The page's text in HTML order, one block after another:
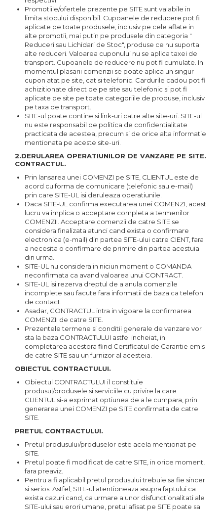
Promotiile/ofertele prezente pe SITE sunt valabile in
limita stocului disponibil. Cupoanele de reducere pot fi
aplicate pe toate produsele, inclusiv pe cele aflate in
alte promotii, mai putin pe produsele din categoria "
Reduceri sau Lichidari de Stoc", produse ce nu suporta
alte reduceri. Valoarea cuponului nu se aplica taxei de
transport. Cupoanele de reducere nu pot fi cumulate. In
momentul plasarii comenzii se poate aplica un singur
cupon atat pe site, cat si telefonic. Cardurile cadou pot fi
achizitionate direct de pe site sau telefonic si pot fi
aplicate pe site pe toate categoriile de produse, inclusiv
pe taxa de transport.
SITE-ul poate contine si link-uri catre alte site-uri. SITE-ul
nu este responsabil de politica de confidentialitate
practicata de acestea, precum si de orice alta informatie
mentionata pe aceste site-uri.
2.DERULAREA OPERATIUNILOR DE VANZARE PE SITE.
CONTRACTUL.
Prin lansarea unei COMENZI pe SITE, CLIENTUL este de
acord cu forma de comunicare (telefonic sau e-mail)
prin care SITE-UL isi deruleaza operatiunile.
Daca SITE-UL confirma executarea unei COMENZI, acest
lucru va implica o acceptare completa a termenilor
COMENZII. Acceptare comenzii de catre SITE se
considera finalizata atunci cand exista o confirmare
electronica (e-mail) din partea SITE-ului catre CIENT, fara
a necesita o confirmare de primire din partea acestuia
din urma.
SITE-UL nu considera in niciun moment o COMANDA
neconfirmata ca avand valoarea unui CONTRACT.
SITE-UL isi rezerva dreptul de a anula comenzile
incomplete sau facute fara informatii de baza ca telefon
de contact.
Asadar, CONTRACTUL intra in vigoare la confirmarea
COMENZII de catre SITE.
Prezentele termene si conditii generale de vanzare vor
sta la baza CONTRACTULUI astfel incheiat, in
completarea acestora fiind Certificatul de Garantie emis
de catre SITE sau un furnizor al acesteia.
OBIECTUL CONTRACTULUI.
Obiectul CONTRACTULUI il constituie
produsul/produsele si serviciile cu privire la care
CLIENTUL si-a exprimat optiunea de a le cumpara, prin
generarea unei COMENZI pe SITE confirmata de catre
SITE.
PRETUL CONTRACTULUI.
Pretul produsului/produselor este acela mentionat pe
SITE.
Pretul poate fi modificat de catre SITE, in orice moment,
fara preaviz.
Pentru a fi aplicabil pretul produsului trebuie sa fie sincer
si serios. Astfel, SITE-ul atentioneaza asupra faptului ca
exista cazuri cand, ca urmare a unor disfunctionalitati ale
SITE-ului sau erori umane, pretul afisat pe SITE poate sa